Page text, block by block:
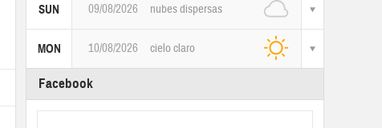
SUN 09/08/2026 nubes dispersas
MON 10/08/2026 cielo claro
Facebook